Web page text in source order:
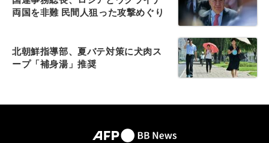
両国を非難 民間人狙った攻撃めぐり
北朝鮮指導部、夏バテ対策に犬肉ス
ープ「補身湯」推奨